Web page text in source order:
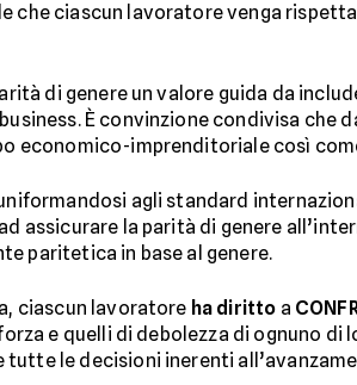
che ciascun lavoratore venga
di genere un valore guida da
È convinzione condivisa che
economico-imprenditoriale così
agli standard
assicurare la parità di genere
paritetica in base al genere.
ciascun lavoratore ha diritto a
e quelli di debolezza di ognuno
le decisioni inerenti